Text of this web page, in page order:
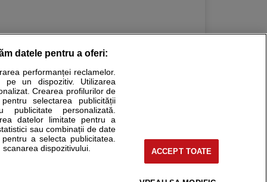
Stiri medicale
Ele nu pot substitui consultul medical direct si
fie medicul Dvs., fie unul dintre medicii pe care
datele pentru a oferi:
performanței reclamelor.
pe un dispozitiv. Utilizarea
Crearea profilurilor de
selectarea publicității
publicitate personalizată.
datelor limitate pentru a
sau combinații de date
a selecta publicitatea.
dispozitivului.
ACCEPT TOATE